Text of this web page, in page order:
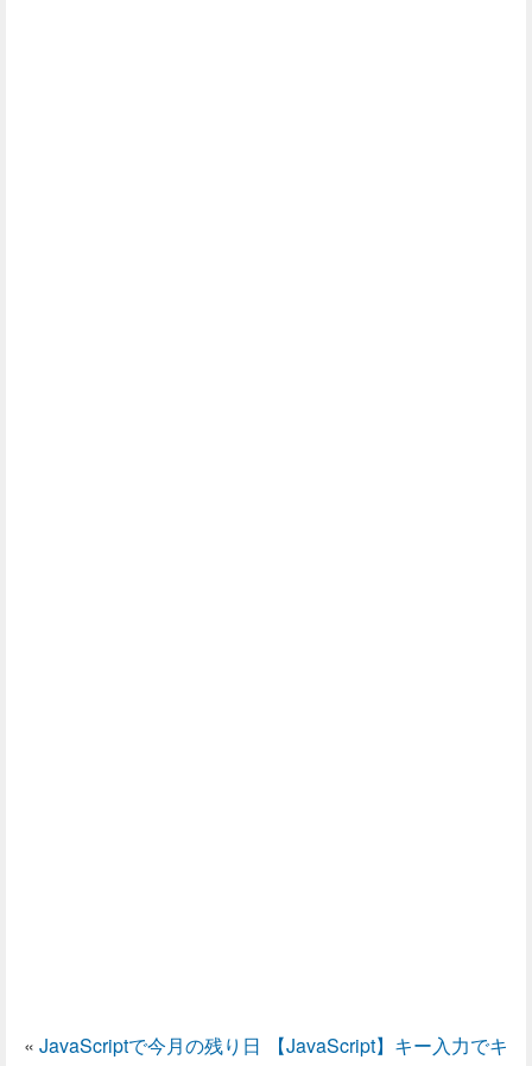
« JavaScriptで今月の残り日
【JavaScript】キー入力でキ